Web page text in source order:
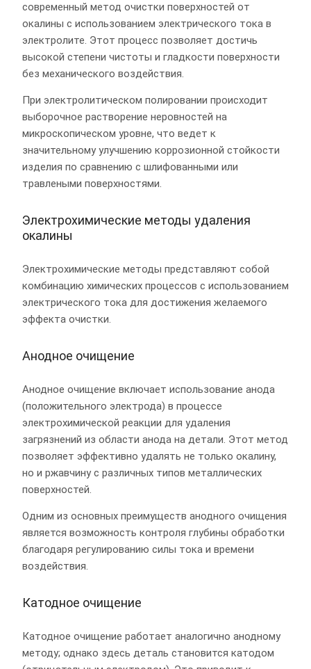
современный метод очистки поверхностей от
окалины с использованием электрического тока в
электролите. Этот процесс позволяет достичь
высокой степени чистоты и гладкости поверхности
без механического воздействия.
При электролитическом полировании происходит
выборочное растворение неровностей на
микроскопическом уровне, что ведет к
значительному улучшению коррозионной стойкости
изделия по сравнению с шлифованными или
травлеными поверхностями.
Электрохимические методы удаления
окалины
Электрохимические методы представляют собой
комбинацию химических процессов с использованием
электрического тока для достижения желаемого
эффекта очистки.
Анодное очищение
Анодное очищение включает использование анода
(положительного электрода) в процессе
электрохимической реакции для удаления
загрязнений из области анода на детали. Этот метод
позволяет эффективно удалять не только окалину,
но и ржавчину с различных типов металлических
поверхностей.
Одним из основных преимуществ анодного очищения
является возможность контроля глубины обработки
благодаря регулированию силы тока и времени
воздействия.
Катодное очищение
Катодное очищение работает аналогично анодному
методу; однако здесь деталь становится катодом